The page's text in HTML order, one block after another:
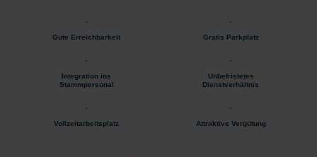
Gute Erreichbarkeit Gratis Parkplatz
Integration ins
Stammpersonal
Unbefristetes
Dienstverhältnis
Vollzeitarbeitsplatz Attraktive Vergütung